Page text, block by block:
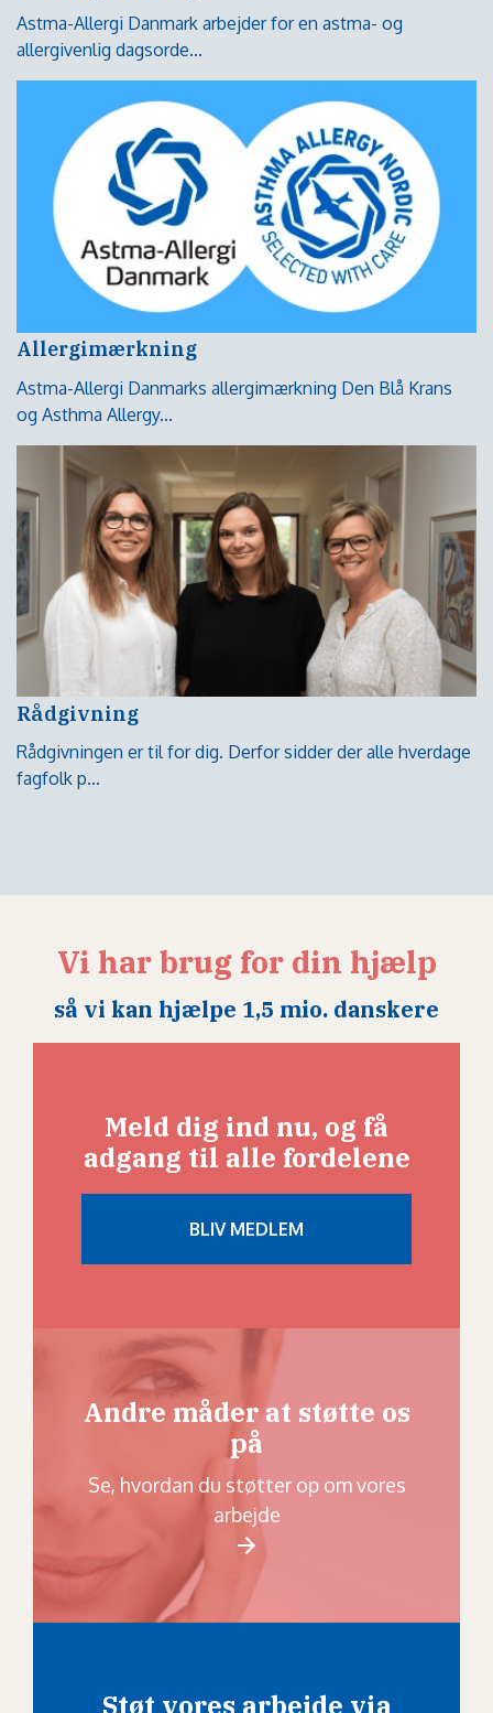
Astma-Allergi Danmark arbejder for en astma- og
allergivenlig dagsorde...
Allergimærkning
Astma-Allergi Danmarks allergimærkning Den Blå Krans
og Asthma Allergy...
Rådgivning
Rådgivningen er til for dig. Derfor sidder der alle hverdage
fagfolk p...
Vi har brug for din hjælp
så vi kan hjælpe 1,5 mio. danskere
Meld dig ind nu, og få
adgang til alle fordelene
Andre måder at støtte os
på
Se, hvordan du støtter op om vores
arbejde
Støt vores arbejde via